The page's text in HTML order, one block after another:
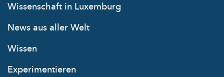
Wissenschaft in Luxemburg
News aus aller Welt
Wissen
Experimentieren